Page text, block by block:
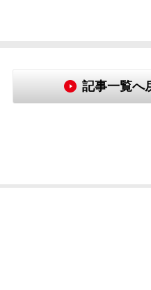
記事一覧へ